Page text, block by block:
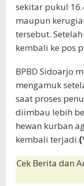
sekitar pukul
maupun
tersebut.
kembali ke pos
BPBD Sidoarjo
mengamuk
saat proses
diimbau lebih
hewan kurban
kembali terjadi.
Cek Berita dan